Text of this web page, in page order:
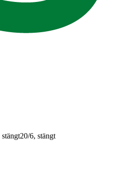
stängt20/6, stängt